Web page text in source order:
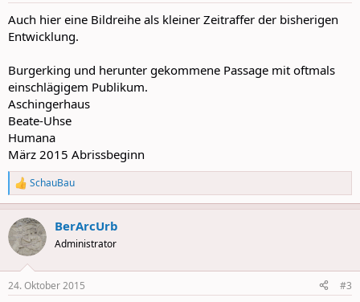
Auch hier eine Bildreihe als kleiner Zeitraffer der bisherigen
Entwicklung.
Burgerking und herunter gekommene Passage mit oftmals
einschlägigem Publikum.
Aschingerhaus
Beate-Uhse
Humana
März 2015 Abrissbeginn
R
e
a
c
t
i
s
SchauBau
BerArcUrb
Administrator
24. Oktober 2015 #3